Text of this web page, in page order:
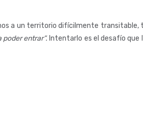
a un territorio difícilmente transitable,
poder entrar”. Intentarlo es el desafío que